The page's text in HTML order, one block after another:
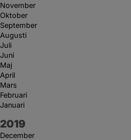
November
Oktober
September
Augusti
Juli
Juni
Maj
April
Mars
Februari
Januari
År:
2019
December